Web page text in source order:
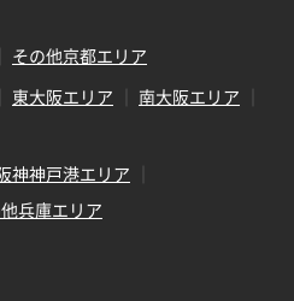
その他京都エリア
東大阪エリア
南大阪エリア
神神戸港エリア
兵庫エリア